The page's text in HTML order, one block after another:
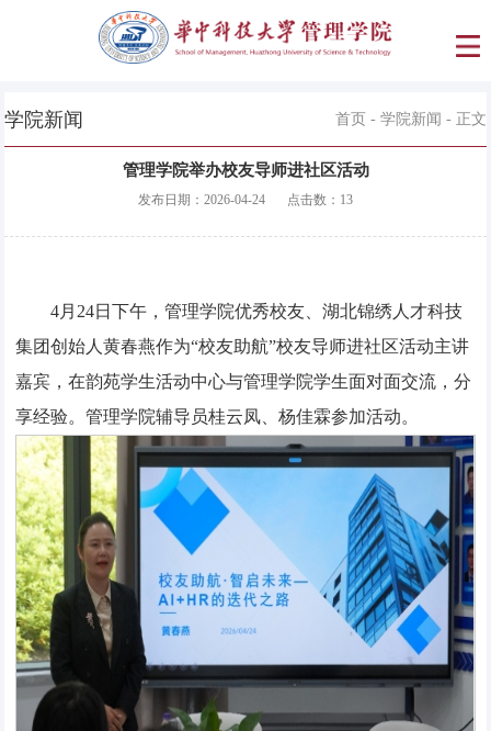
学院新闻 首页 - 学院新闻 - 正文
管理学院举办校友导师进社区活动
发布日期： 2026-04-24 点击数： 13
4月24日下午，管理学院优秀校友、湖北锦绣人才科技
集团创始人黄春燕作为“校友助航”校友导师进社区活动主讲
嘉宾，在韵苑学生活动中心与管理学院学生面对面交流，分
享经验。管理学院辅导员桂云凤、杨佳霖参加活动。